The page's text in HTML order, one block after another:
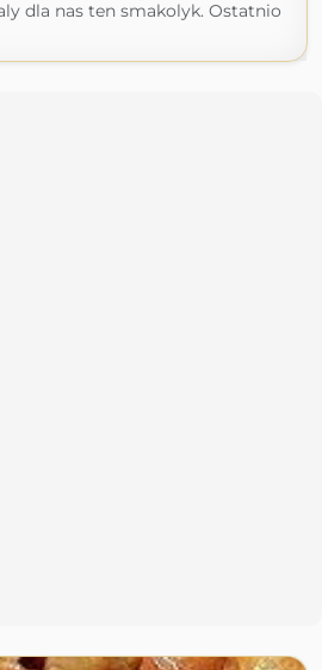
dla nas ten smakolyk. Ostatnio